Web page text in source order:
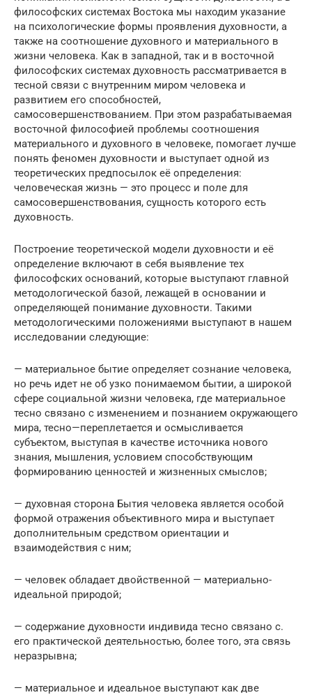
философских системах Востока мы находим указание
на психологические формы проявления духовности, а
также на соотношение духовного и материального в
жизни человека. Как в западной, так и в восточной
философских системах духовность рассматривается в
тесной связи с внутренним миром человека и
развитием его способностей,
самосовершенствованием. При этом разрабатываемая
восточной философией проблемы соотношения
материального и духовного в человеке, помогает лучше
понять феномен духовности и выступает одной из
теоретических предпосылок её определения:
человеческая жизнь — это процесс и поле для
самосовершенствования, сущность которого есть
духовность.
Построение теоретической модели духовности и её
определение включают в себя выявление тех
философских оснований, которые выступают главной
методологической базой, лежащей в основании и
определяющей понимание духовности. Такими
методологическими положениями выступают в нашем
исследовании следующие:
— материальное бытие определяет сознание человека,
но речь идет не об узко понимаемом бытии, а широкой
сфере социальной жизни человека, где материальное
тесно связано с изменением и познанием окружающего
мира, тесно—переплетается и осмысливается
субъектом, выступая в качестве источника нового
знания, мышления, условием способствующим
формированию ценностей и жизненных смыслов;
— духовная сторона Бытия человека является особой
формой отражения объективного мира и выступает
дополнительным средством ориентации и
взаимодействия с ним;
— человек обладает двойственной — материально-
идеальной природой;
— содержание духовности индивида тесно связано с.
его практической деятельностью, более того, эта связь
неразрывна;
— материальное и идеальное выступают как две